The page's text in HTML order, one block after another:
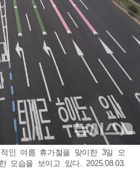
인 여름 휴가철을 맞이한 3일 오
모습을 보이고 있다. 2025.08.03.